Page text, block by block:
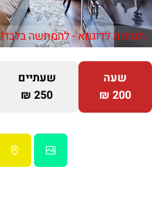
תמונות לדוגמא - להמחשה בלבד!
שעה
200 ₪
שעתיים
250 ₪